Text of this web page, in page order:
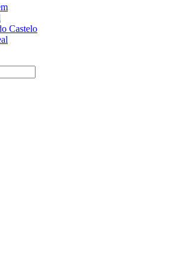
Castelo